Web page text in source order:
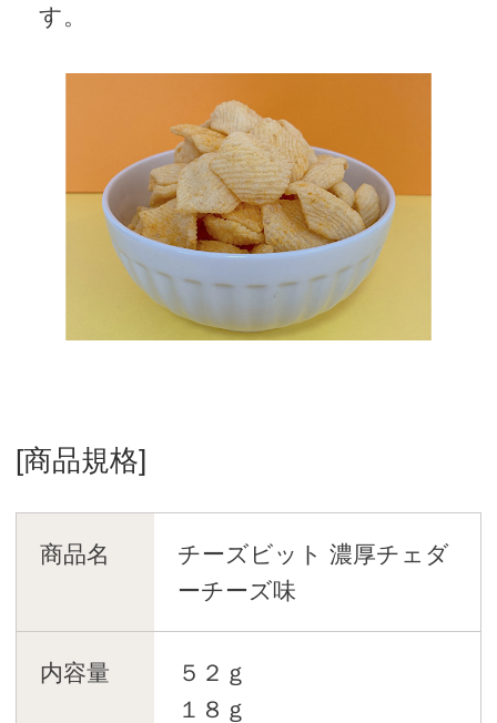
す。
[商品規格]
商品名
チーズビット 濃厚チェダ
ーチーズ味
内容量
５２ｇ
１８ｇ